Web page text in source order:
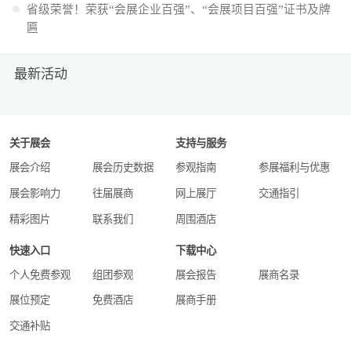
省级荣誉！荣获“会展企业百强”、“会展项目百强”证书及牌
匾
最新活动
关于展会
展会介绍 展会历史数据
展会影响力 往届展商
精彩图片 联系我们
支持与服务
参观指南 参展福利与优惠
网上展厅 交通指引
周围酒店
快速入口
个人免费参观 组团参观
展位预定 免费酒店
交通补贴
下载中心
展会报告 展商名录
展商手册